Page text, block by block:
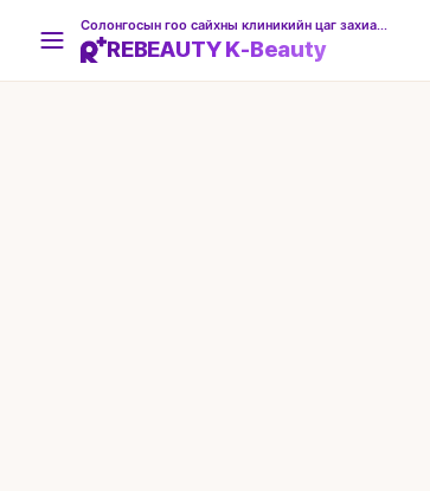
REBEAUTY K-Beauty